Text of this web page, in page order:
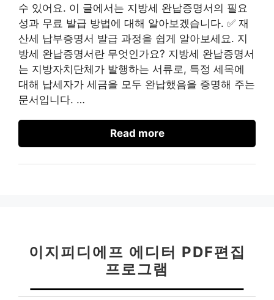
수 있어요. 이 글에서는 지방세 완납증명서의 필요
성과 무료 발급 방법에 대해 알아보겠습니다. ✅ 재
산세 납부증명서 발급 과정을 쉽게 알아보세요. 지
방세 완납증명서란 무엇인가요? 지방세 완납증명서
는 지방자치단체가 발행하는 서류로, 특정 세목에
대해 납세자가 세금을 모두 완납했음을 증명해 주는
문서입니다. …
Read more
이지피디에프 에디터 PDF편집
프로그램